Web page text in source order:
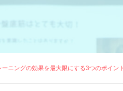
ーニングの効果を最大限にする3つのポイン